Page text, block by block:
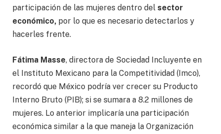
participación de las mujeres dentro del sector
económico, por lo que es necesario detectarlos y
hacerles frente.
Fátima Masse, directora de Sociedad Incluyente en
el Instituto Mexicano para la Competitividad (Imco),
recordó que México podría ver crecer su Producto
Interno Bruto (PIB); si se sumara a 8.2 millones de
mujeres. Lo anterior implicaría una participación
económica similar a la que maneja la Organización